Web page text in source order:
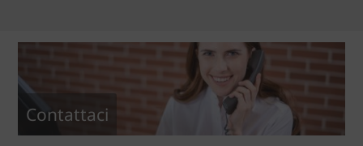
Contattaci